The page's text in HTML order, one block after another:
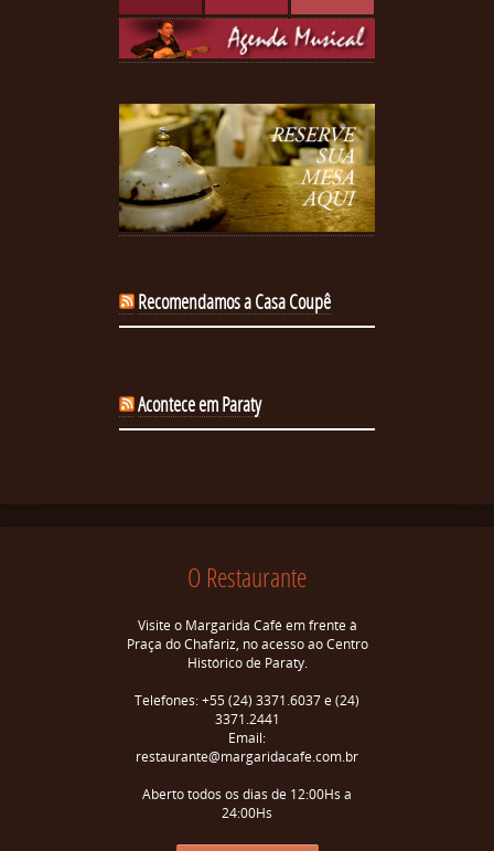
Recomendamos a Casa Coupê
Acontece em Paraty
O Restaurante
Visite o Margarida Café em frente à
Praça do Chafariz, no acesso ao Centro
Histórico de Paraty.
Telefones: +55 (24) 3371.6037 e (24)
3371.2441
Email:
restaurante@margaridacafe.com.br
Aberto todos os dias de 12:00Hs a
24:00Hs